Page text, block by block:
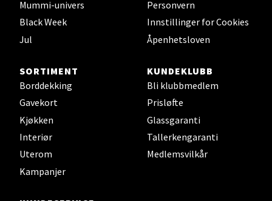
Mummi-univers
Black Week
Jul
Personvern
Innstillinger for Cookies
Åpenhetsloven
SORTIMENT
Borddekking
Gavekort
Kjøkken
Interiør
Uterom
Kampanjer
KUNDEKLUBB
Bli klubbmedlem
Prisløfte
Glassgaranti
Tallerkengaranti
Medlemsvilkår
Velg
Sandefjord - Hvaltorvet
Torget 7, 3210 Sandefjord
Åpent i dag 10-20